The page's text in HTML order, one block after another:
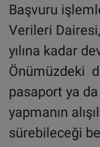
Başvuru
Verileri
yılına kadar
Önümüzdeki
pasaport ya
yapmanın
sürebileceği